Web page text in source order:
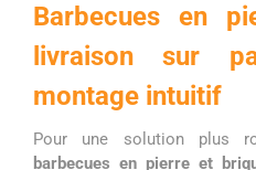
Barbecues en
livraison sur
montage intuitif
Pour une solution plus
barbecues en pierre et